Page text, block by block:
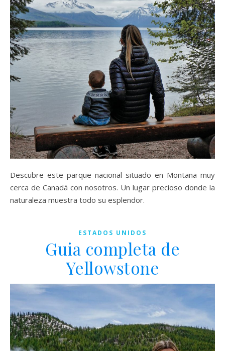
Descubre este parque nacional situado en Montana muy
cerca de Canadá con nosotros. Un lugar precioso donde la
naturaleza muestra todo su esplendor.
ESTADOS UNIDOS
Guia completa de
Yellowstone